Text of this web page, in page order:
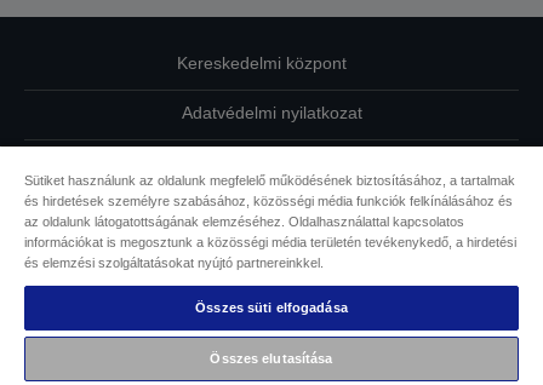
Kereskedelmi központ
Adatvédelmi nyilatkozat
Kapcsolatfelvétel
Sütikkel kapcsolatos információk
Az Epson elkötelezettsége az akadálymentesség mellett
Copyright © 2026 Seiko Epson
Sütiket használunk az oldalunk megfelelő működésének biztosításához, a tartalmak
és hirdetések személyre szabásához, közösségi média funkciók felkínálásához és
az oldalunk látogatottságának elemzéséhez. Oldalhasználattal kapcsolatos
információkat is megosztunk a közösségi média területén tevékenykedő, a hirdetési
és elemzési szolgáltatásokat nyújtó partnereinkkel.
Összes süti elfogadása
Összes elutasítása